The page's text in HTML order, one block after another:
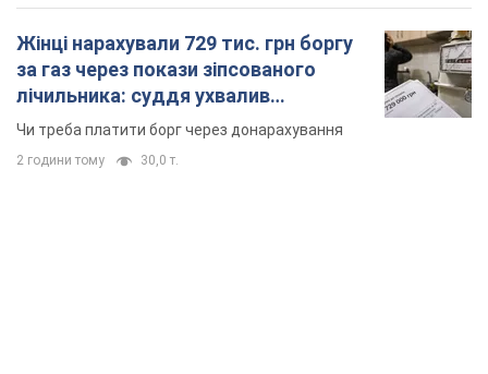
Жінці нарахували 729 тис. грн боргу
за газ через покази зіпсованого
лічильника: суддя ухвалив
неочікуване рішення
Чи треба платити борг через донарахування
2 години тому 30,0 т.